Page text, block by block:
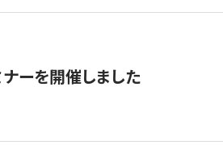
ーを開催しました